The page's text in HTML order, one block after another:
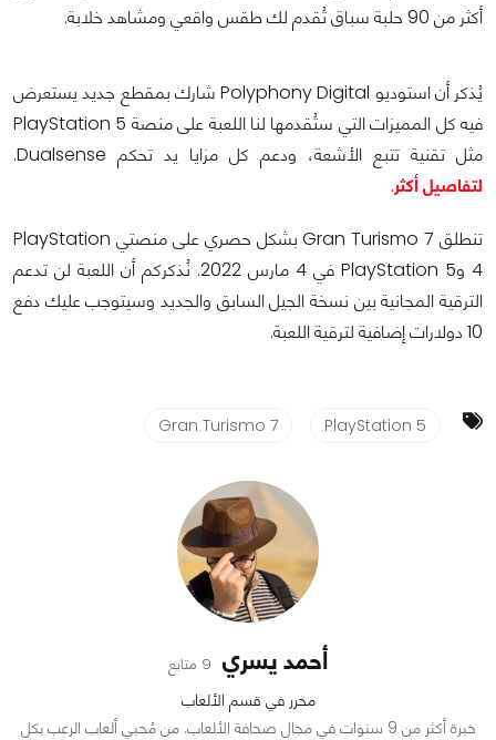
أكثر من 90 حلبة سباق تُقدم لك طقس واقعي ومشاهد خلابة.
يُذكر أن استوديو Polyphony Digital شارك بمقطع جديد يستعرض
فيه كل المميزات التي ستُقدمها لنا اللعبة على منصة PlayStation 5
مثل تقنية تتبع الأشعة، ودعم كل مزايا يد تحكم Dualsense.
لتفاصيل أكثر.
تنطلق Gran Turismo 7 بشكل حصري على منصتي PlayStation
4 وPlayStation 5 في 4 مارس 2022. نُذكركم أن اللعبة لن تدعم
الترقية المجانية بين نسخة الجيل السابق والجديد وسيتوجب عليك دفع
10 دولارات إضافية لترقية اللعبة.
PlayStation 5
Gran Turismo 7
أحمد يسري 9 متابع
محرر في قسم الألعاب
خبرة أكثر من 9 سنوات في مجال صحافة الألعاب. من مُحبي ألعاب الرعب بكل